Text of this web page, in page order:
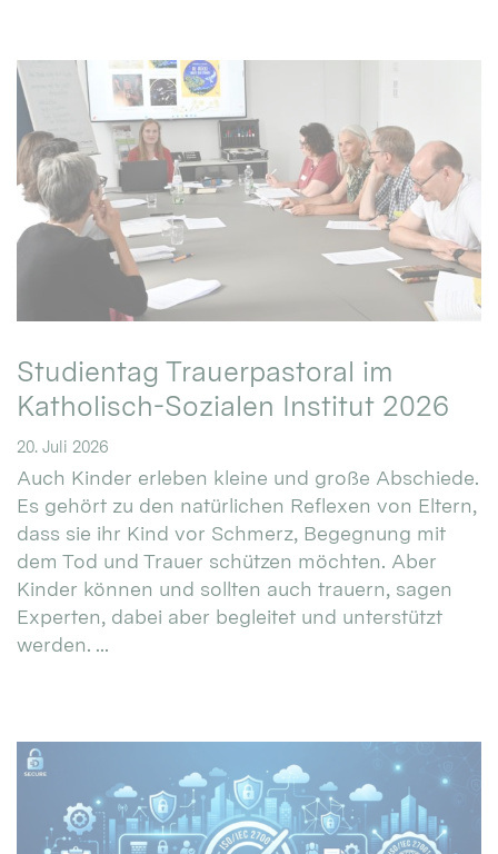
Studientag Trauerpastoral im
Katholisch-Sozialen Institut 2026
20. Juli 2026
Auch Kinder erleben kleine und große Abschiede.
Es gehört zu den natürlichen Reflexen von Eltern,
dass sie ihr Kind vor Schmerz, Begegnung mit
dem Tod und Trauer schützen möchten. Aber
Kinder können und sollten auch trauern, sagen
Experten, dabei aber begleitet und unterstützt
werden. ...